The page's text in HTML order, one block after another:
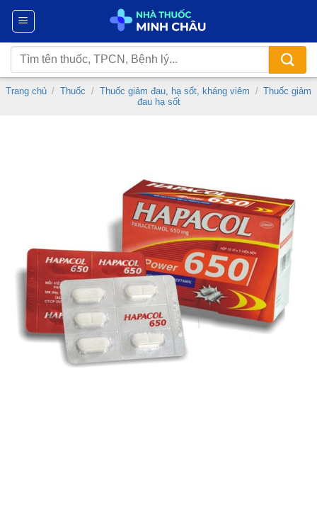
Chuyển
nội
dung
Tìm
kiếm:
Trang chủ / Thuốc / Thuốc giảm đau, hạ sốt, kháng viêm / Thuốc giảm
đau hạ sốt